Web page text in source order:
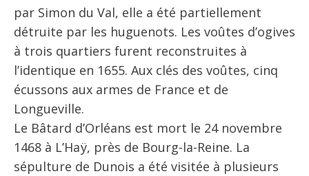
par Simon du Val, elle a été partiellement
détruite par les huguenots. Les voûtes d’ogives
à trois quartiers furent reconstruites à
l’identique en 1655. Aux clés des voûtes, cinq
écussons aux armes de France et de
Longueville.
Le Bâtard d’Orléans est mort le 24 novembre
1468 à L’Haÿ, près de Bourg-la-Reine. La
sépulture de Dunois a été visitée à plusieurs